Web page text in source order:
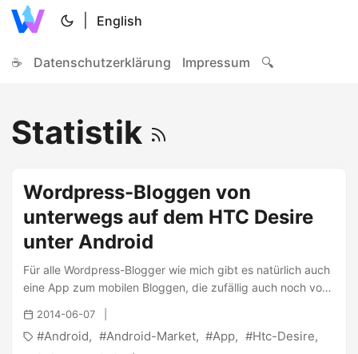
English
☕ Datenschutzerklärung Impressum 🔍
Statistik
Wordpress-Bloggen von
unterwegs auf dem HTC Desire
unter Android
Für alle Wordpress-Blogger wie mich gibt es natürlich auch
eine App zum mobilen Bloggen, die zufällig auch noch von
den Machern von Wordpress gemacht wurde. Nach dem
ersten Start muss man ein Blog (Selbst gehostet oder bei
wordpress.com) hinzufügen und einen passenden
2014-06-07
Android Android-Market App
Htc-Desire